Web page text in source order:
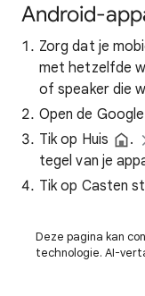
Android-
Zorg dat je
met hetzelfde
of speaker die
Open de
Tik op Huis
.
tegel van je
Tik op Casten
Deze pagina kan
technologie. AI-